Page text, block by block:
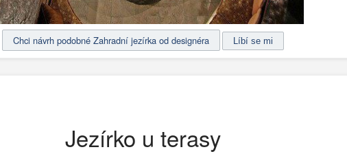
Chci návrh podobné Zahradní jezírka od designéra
Jezírko u terasy